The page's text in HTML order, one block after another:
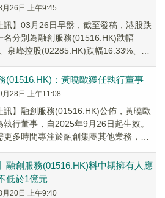
26日 上午9:45
訊】03月26日早盤，截至發稿，港股跌
名分別為融創服務(01516.HK)跌幅
泉峰控股(02285.HK)跌幅16.33%、快
(01516.HK)：黃曉歐獲任執行董事
28日 上午11:08
訊】融創服務(01516.HK)公佈，黃曉歐
執行董事，自2025年9月26日起生效。
更多時間專注於融創集團其他業務，已
融創服務(01516.HK)料中期擁有人應
低於1億元
20日 上午9:40